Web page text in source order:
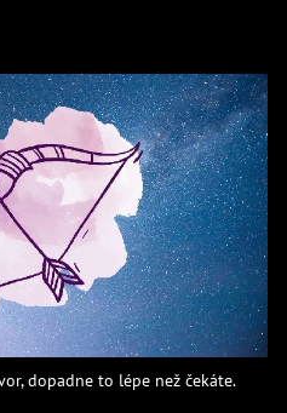
dopadne to lépe než čekáte.